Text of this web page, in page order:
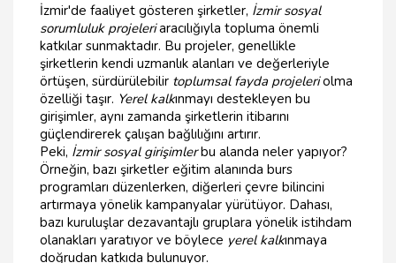
İzmir'de faaliyet gösteren şirketler, İzmir sosyal
sorumluluk projeleriaracılığıyla topluma önemli
katkılar sunmaktadır. Bu projeler, genellikle
şirketlerin kendi uzmanlık alanları ve değerleriyle
örtüşen, sürdürülebilir toplumsal fayda projeleriolma
özelliği taşır. Yerel kalkınmayı destekleyen bu
girişimler, aynı zamanda şirketlerin itibarını
güçlendirerek çalışan bağlılığını artırır.
Peki, İzmir sosyal girişimlerbu alanda neler yapıyor?
Örneğin, bazı şirketler eğitim alanında burs
programları düzenlerken, diğerleri çevre bilincini
artırmaya yönelik kampanyalar yürütüyor. Dahası,
bazı kuruluşlar dezavantajlı gruplara yönelik istihdam
olanakları yaratıyor ve böylece yerel kalkınmaya
doğrudan katkıda bulunuyor.